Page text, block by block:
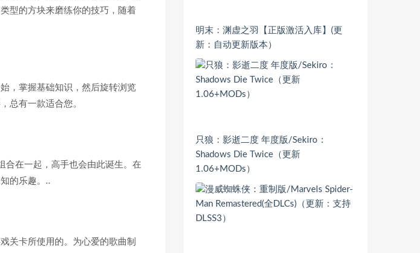
型的方块来磨练你的技巧，随着
，掌握基础知识，然后旋转浏览
总有一款适合您。
在一起，高手也会由此诞生。在
的乐趣。..
关卡所使用的。为心爱的歌曲制
明末：渊虚之羽【正版激活入库】(更
新：自动更新版本）
只狼：影逝二度 年度版/Sekiro：
Shadows Die Twice（更新
1.06+MODs）